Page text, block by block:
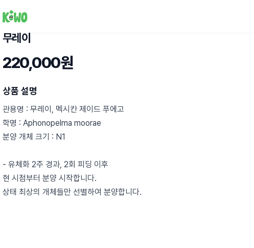
무레이
220,000원
상품 설명
관용명 : 무레이, 멕시칸 제이드 푸에고
학명 : Aphonopelma moorae
분양 개체 크기 : N1
- 유체화 2주 경과, 2회 피딩 이후
현 시점부터 분양 시작합니다.
상태 최상의 개체들만 선별하여 분양합니다.